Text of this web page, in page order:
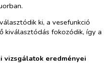
ki, a vesefunkció
kiválasztódás fokozódik, így a
vizsgálatok eredményei